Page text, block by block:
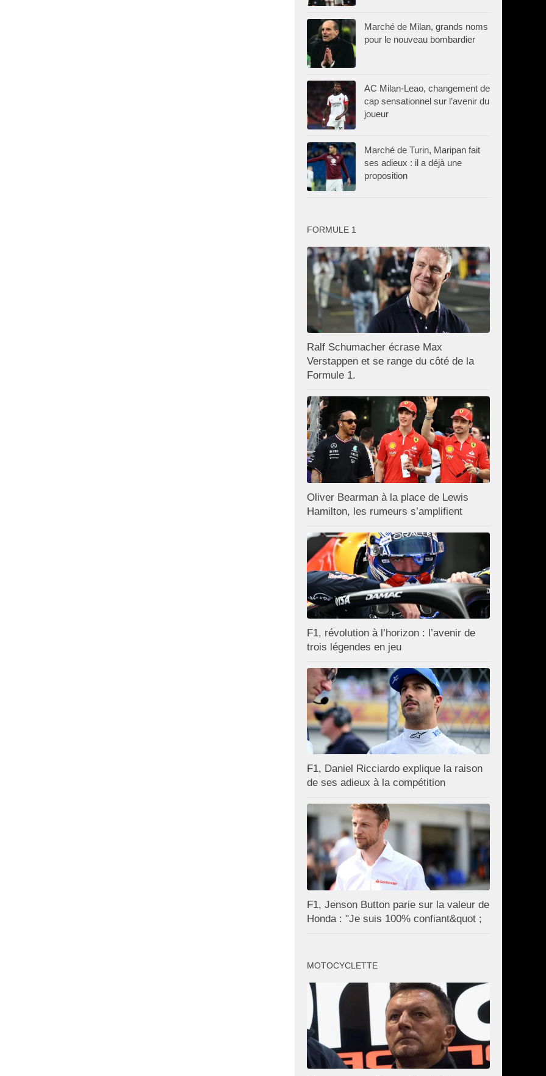
Marché de Milan, grands noms
pour le nouveau bombardier
AC Milan-Leao, changement de
cap sensationnel sur l’avenir du
joueur
Marché de Turin, Maripan fait
ses adieux : il a déjà une
proposition
FORMULE 1
Ralf Schumacher écrase Max
Verstappen et se range du côté de la
Formule 1.
Oliver Bearman à la place de Lewis
Hamilton, les rumeurs s’amplifient
F1, révolution à l’horizon : l’avenir de
trois légendes en jeu
F1, Daniel Ricciardo explique la raison
de ses adieux à la compétition
F1, Jenson Button parie sur la valeur de
Honda : "Je suis 100% confiant&quot ;
MOTOCYCLETTE